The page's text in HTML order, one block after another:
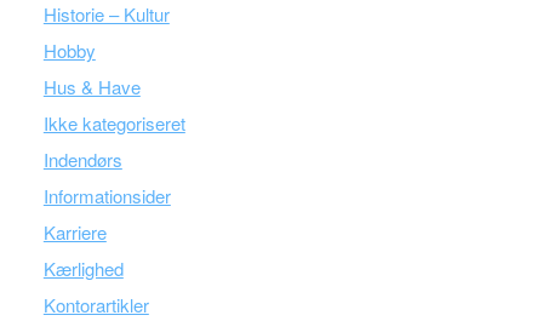
Historie – Kultur
Hobby
Hus & Have
Ikke kategoriseret
Indendørs
Informationsider
Karriere
Kærlighed
Kontorartikler